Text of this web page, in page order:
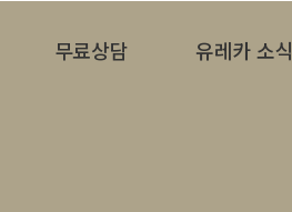
무료상담 유레카 소식